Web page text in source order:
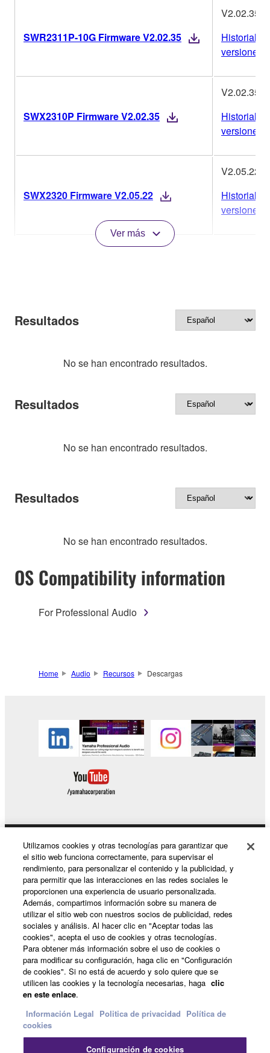
SWR2311P-10G Firmware V2.02.35
V2.02.35
Historial de
versiones
SWX2310P Firmware V2.02.35
V2.02.35
Historial de
versiones
SWX2320 Firmware V2.05.22
V2.05.22
Historial de
versiones
Ver más
Resultados
No se han encontrado resultados.
Resultados
No se han encontrado resultados.
Resultados
No se han encontrado resultados.
OS Compatibility information
For Professional Audio
Home Audio Recursos Descargas
Productos y soluciones
Noticias
Acerca de Yamaha
España - Spanish
Consumer
Utilizamos cookies y otras tecnologías para garantizar que
el sitio web funciona correctamente, para supervisar el
rendimiento, para personalizar el contenido y la publicidad, y
para permitir que las interacciones en las redes sociales le
proporcionen una experiencia de usuario personalizada.
Además, compartimos información sobre su manera de
utilizar el sitio web con nuestros socios de publicidad, redes
sociales y análisis. Al hacer clic en "Aceptar todas las
cookies", acepta el uso de cookies y otras tecnologías.
Para obtener más información sobre el uso de cookies o
para modificar su configuración, haga clic en "Configuración
de cookies". Si no está de acuerdo y solo quiere que se
utilicen las cookies y la tecnología necesarias, haga clic
en este enlace.
Información Legal Politica de privacidad Política de
cookies
Configuración de cookies